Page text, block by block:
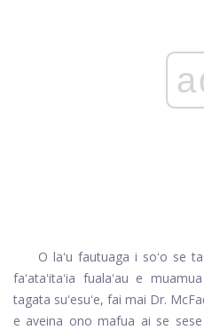
O laʻu fautuaga i soʻo se
faʻataʻitaʻia fualaʻau e
tagata suʻesuʻe, fai mai Dr.
e aveina ono mafua ai se